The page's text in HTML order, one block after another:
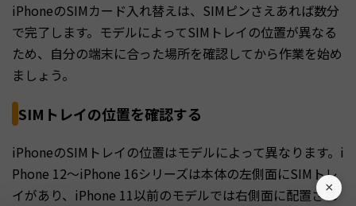
×
iPhoneのSIMカード入れ替えは、SIMピンさえあれば数分
で完了します。モデルによってSIMトレイの位置が異なる
ため、自分の端末に合った場所を確認してから作業を始め
ましょう。
SIMトレイの位置を確認する
iPhoneのSIMトレイの位置はモデルによって異なります。i
Phone 12〜iPhone 16シリーズは本体の左側面にSIMトレ
イがあり、iPhone 11以前のモデルでは右側面に配置され